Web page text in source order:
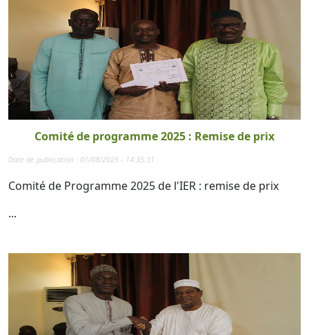
Comité de programme 2025 : Remise de prix
Date de publication : 01/08/2025 - 14:35:31
Comité de Programme 2025 de l'IER : remise de prix
...